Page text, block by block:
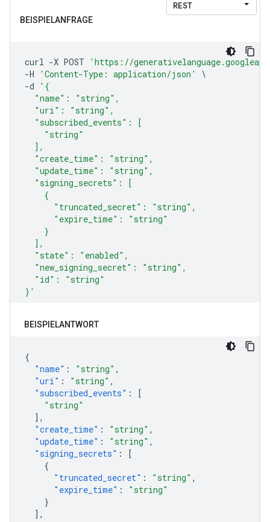
BEISPIELANTWORT
{
"name" : "string" ,
"uri" : "string" ,
"subscribed_events" :
[
"string"
],
"create_time" : "string" ,
"update_time" : "string" ,
"signing_secrets" :
[
{
"truncated_secret" : "string" ,
"expire_time" :
"string"
}
],